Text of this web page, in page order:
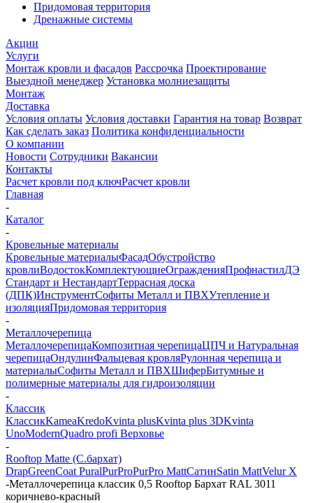
Придомовая территория
Дренажные системы
Акции
Услуги
Монтаж кровли и фасадов Рассрочка Проектирование
Выездной менеджер Установка молниезащиты
Монтаж
Доставка
Условия оплаты Условия доставки Гарантия на товар Возврат
Как сделать заказ Политика конфиденциальности
О компании
Новости Сотрудники Вакансии
Контакты
Расчет кровли под ключРасчет кровли
Главная
-
Каталог
-
Кровельные материалы
Кровельные материалыФасадОбустройство
кровлиВодостокКомплектующиеОгражденияПрофнастилДЭ
Стандарт и НестандартТеррасная доска
(ДПК)ИнструментСофиты Металл и ПВХУтепление и
изоляцияПридомовая территория
-
Металлочерепица
МеталлочерепицаКомпозитная черепицаЦПЧ и Натуральная
черепицаОндулинФальцевая кровляРулонная черепица и
материалыСофиты Металл и ПВХШиферБитумные и
полимерные материалы для гидроизоляции
-
Классик
КлассикKameaKredoKvinta plusKvinta plus 3DKvinta
UnoModernQuadro profi Верховье
-
Rooftop Matte (С.бархат)
DrapGreenСoat PuralPurProPurPro MattСатинSatin MattVelur X
-Металлочерепица классик 0,5 Rooftop Бархат RAL 3011
коричнево-красный